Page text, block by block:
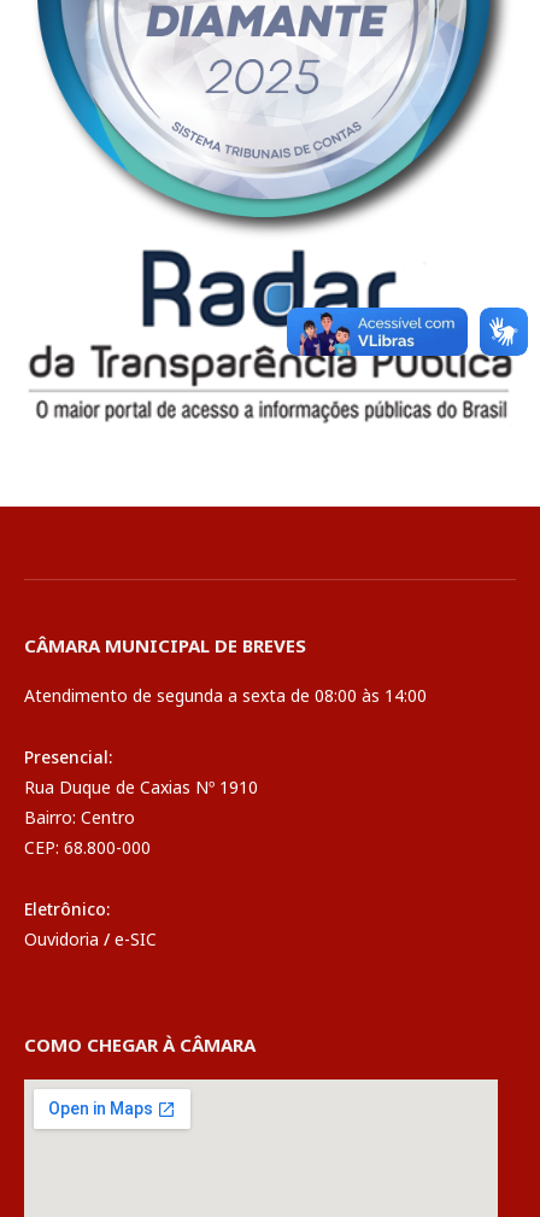
CÂMARA MUNICIPAL DE BREVES
Atendimento de segunda a sexta de 08:00 às 14:00
Presencial:
Rua Duque de Caxias Nº 1910
Bairro: Centro
CEP: 68.800-000
Eletrônico:
Ouvidoria / e-SIC
COMO CHEGAR À CÂMARA